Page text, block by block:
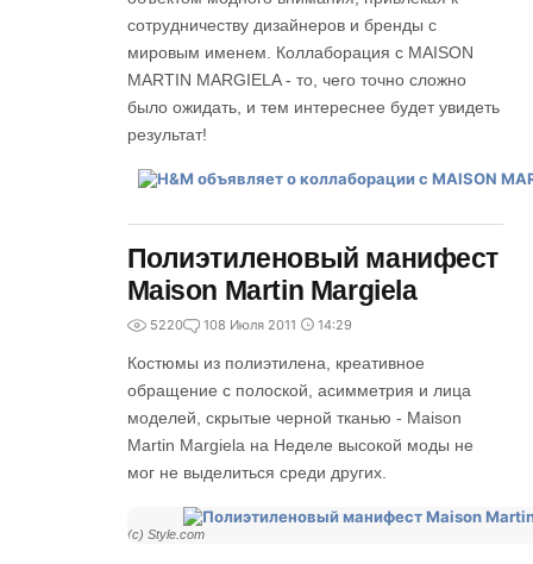
сотрудничеству дизайнеров и бренды с
мировым именем. Коллаборация с MAISON
MARTIN MARGIELA - то, чего точно сложно
было ожидать, и тем интереснее будет увидеть
результат!
Полиэтиленовый манифест
Maison Martin Margiela
5220 108 Июля 2011 14:29
Костюмы из полиэтилена, креативное
обращение с полоской, асимметрия и лица
моделей, скрытые черной тканью - Maison
Martin Margiela на Неделе высокой моды не
мог не выделиться среди других.
(с) Style.com